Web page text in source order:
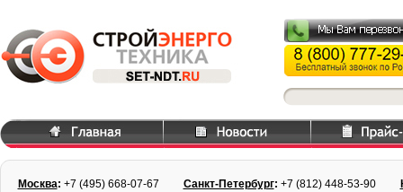
Москва: +7 (495) 668-07-67 Санкт-Петербург: +7 (812) 448-53-90